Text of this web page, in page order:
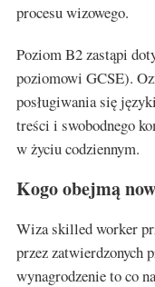
procesu wizowego.
Poziom B2 zastąpi
poziomowi GCSE).
posługiwania się
treści i swobodnego
w życiu codziennym.
Kogo obejmą
Wiza skilled worker
przez zatwierdzonych
wynagrodzenie to co